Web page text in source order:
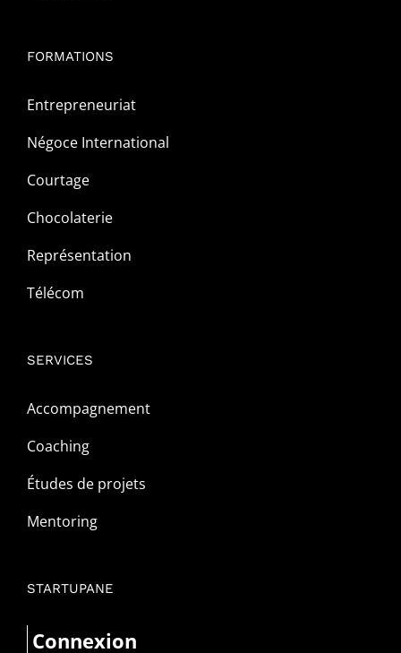
FORMATIONS
Entrepreneuriat
Négoce International
Courtage
Chocolaterie
Représentation
Télécom
SERVICES
Accompagnement
Coaching
Études de projets
Mentoring
STARTUPANE
Connexion